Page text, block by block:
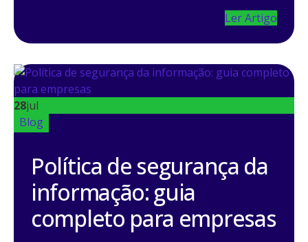
Ler Artigo
28jul
Blog
Política de segurança da
informação: guia
completo para empresas